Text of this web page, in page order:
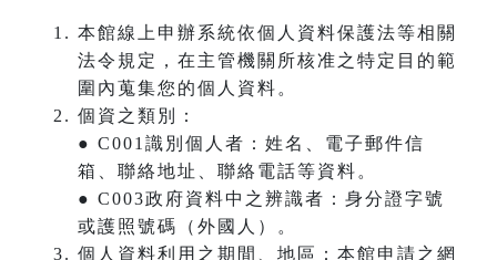
本館線上申辦系統依個人資料保護法等相關
法令規定，在主管機關所核准之特定目的範
圍內蒐集您的個人資料。
個資之類別：
● C001識別個人者：姓名、電子郵件信
箱、聯絡地址、聯絡電話等資料。
● C003政府資料中之辨識者：身分證字號
或護照號碼（外國人）。
個人資料利用之期間、地區：本館申請之網